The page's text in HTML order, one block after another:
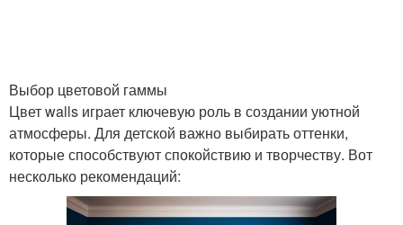
Выбор цветовой гаммы
Цвет walls играет ключевую роль в создании уютной
атмосферы. Для детской важно выбирать оттенки,
которые способствуют спокойствию и творчеству. Вот
несколько рекомендаций: